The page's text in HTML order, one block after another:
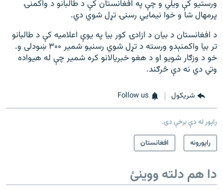
ورستیو کې ویلي و چې په افغانستان کې د طالبانو د واکمنۍ
پرمهال شا و خوا نیمايي رسنۍ تړل شوي دي.
د افغانستان د بیان د ازادۍ کور بیا په یوې اعلامیه کې د طالبانو
تر بیا واکمنېدو ورسته د تړل شوي رسنیو شمیر ۳۰۰ ښودلی و.
خو د وزګار شویو او د هغو خبریالانو کره شمیر چې له هیواده
وتي دي نه دې څرګند.
شريکول Follow us
راپور له دې برخې دی.
راپورونه
افغانستان
دا هم دلته ووینئ